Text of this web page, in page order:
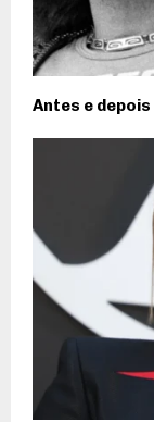
Antes e